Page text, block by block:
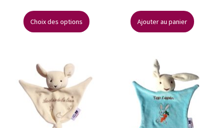
Choix des options
produit
options
Ajouter au panier